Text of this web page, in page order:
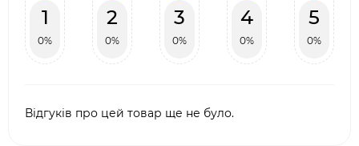
1
0%
2
0%
3
0%
4
0%
5
0%
Відгуків про цей товар ще не було.